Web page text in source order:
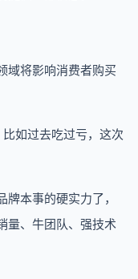
域将影响消费者购买
如过去吃过亏，这次
本事的硬实力了，
量、牛团队、强技术